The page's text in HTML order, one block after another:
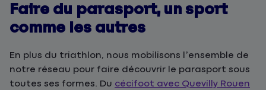
Faire du parasport, un sport
comme les autres
En plus du triathlon, nous mobilisons l’ensemble de
notre réseau pour faire découvrir le parasport sous
toutes ses formes. Du cécifoot avec Quevilly Rouen